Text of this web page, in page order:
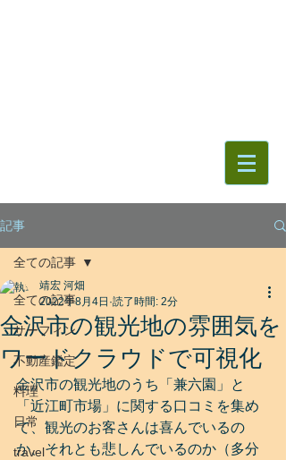
記事
全ての記事
サーフィン
不動産鑑定
料理
日常
travel
全ての記事
金沢市の観光地の雰囲気を
ワードクラウドで可視化
靖宏 河畑
2022年8月4日 読了時間: 2分
金沢市の観光地のうち「兼六園」と
「近江町市場」に関する口コミを集め
て、観光のお客さんは喜んでいるの
か、それとも悲しんでいるのか（多分